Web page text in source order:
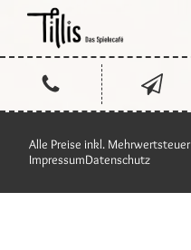
Alle Preise inkl. Mehrwertsteuer
ImpressumDatenschutz